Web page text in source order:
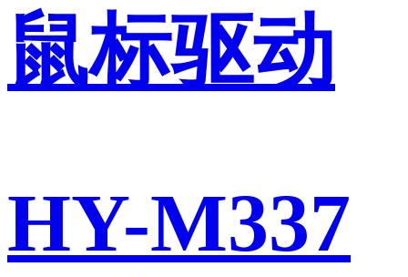
鼠标驱动
HY-M337